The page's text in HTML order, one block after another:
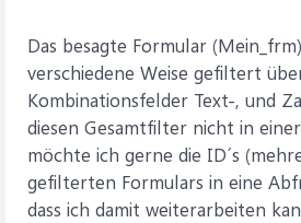
Das besagte Formular
verschiedene Weise gefiltert
Kombinationsfelder Text-, und
diesen Gesamtfilter nicht in
möchte ich gerne die ID´s
gefilterten Formulars in eine
dass ich damit weiterarbeiten